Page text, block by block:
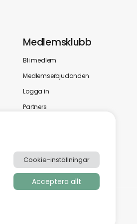
Medlemsklubb
Bli medlem
Medlemserbjudanden
Logga in
Partners
Cookie-inställningar
Acceptera allt